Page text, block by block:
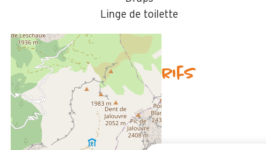
Linge de toilette
Disponibilités & Tarifs